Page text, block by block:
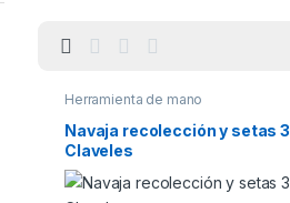
Herramienta de mano
Navaja recolección y setas 3
Claveles